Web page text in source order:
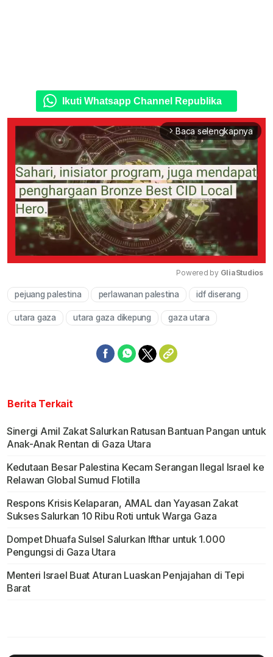
Ikuti Whatsapp Channel Republika
arrow_forward_ios Baca selengkapnya
Mute
Powered by GliaStudios
pejuang palestina perlawanan palestina idf diserang
utara gaza utara gaza dikepung gaza utara
Berita Terkait
Sinergi Amil Zakat Salurkan Ratusan Bantuan Pangan untuk
Anak-Anak Rentan di Gaza Utara
Kedutaan Besar Palestina Kecam Serangan Ilegal Israel ke
Relawan Global Sumud Flotilla
Respons Krisis Kelaparan, AMAL dan Yayasan Zakat
Sukses Salurkan 10 Ribu Roti untuk Warga Gaza
Dompet Dhuafa Sulsel Salurkan Ifthar untuk 1.000
Pengungsi di Gaza Utara
Menteri Israel Buat Aturan Luaskan Penjajahan di Tepi
Barat